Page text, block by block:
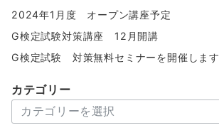
2024年1月度 オープン講座予定
G検定試験対策講座 12月開講
G検定試験 対策無料セミナーを開催します
カテゴリー
テ